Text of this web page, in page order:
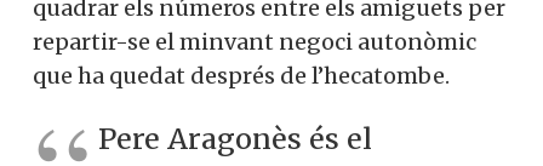
quadrar els números entre els amiguets per
repartir-se el minvant negoci autonòmic
que ha quedat després de l’hecatombe.
Pere Aragonès és el